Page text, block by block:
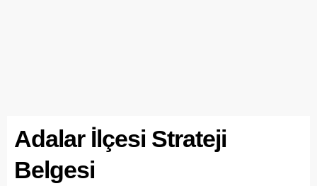
Adalar İlçesi Strateji
Belgesi